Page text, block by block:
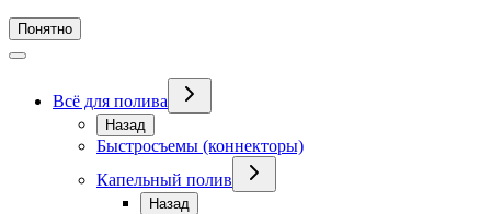
Понятно
Всё для полива
Назад
Быстросъемы (коннекторы)
Капельный полив
Назад